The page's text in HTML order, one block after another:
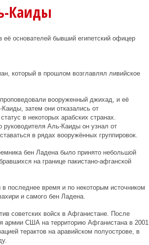
Каиды
основателей бывший египетский офицер
который в прошлом возглавлял ливийское
вооруженный джихад, и её
затем они отказались от
в некоторых арабских странах.
Аль-Каиды он узнал от
в рядах вооружённых группировок.
бен Ладена было принято небольшой
на границе пакистано-афганской
последнее время и по некоторым источником
и самого бен Ладена.
советских войск в Афганистане. После
армии США на территорию Афганистана в 2001
терактов на аравийском полуострове, в